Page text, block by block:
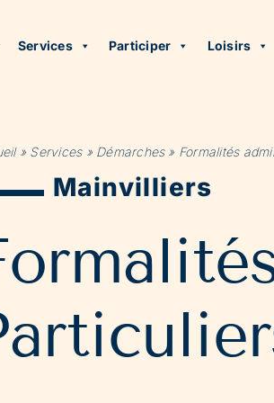
Services Participer Loisirs
» Services» Démarches» Formalités
Mainvilliers